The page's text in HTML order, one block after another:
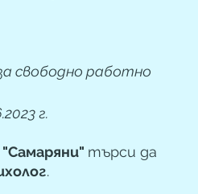
свободно работно
г.
търси да
.